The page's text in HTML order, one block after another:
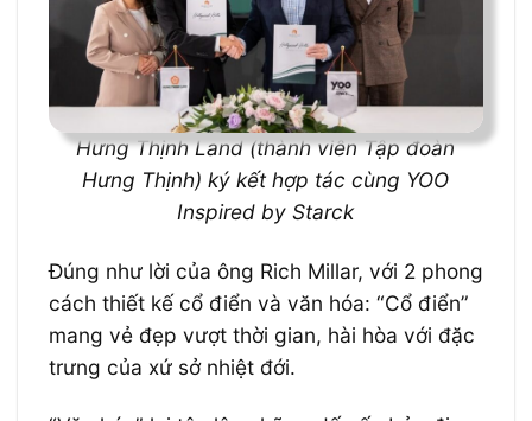
Hưng Thịnh Land (thành viên Tập đoàn
Hưng Thịnh) ký kết hợp tác cùng YOO
Inspired by Starck
Đúng như lời của ông Rich Millar, với 2 phong
cách thiết kế cổ điển và văn hóa: “Cổ điển”
mang vẻ đẹp vượt thời gian, hài hòa với đặc
trưng của xứ sở nhiệt đới.